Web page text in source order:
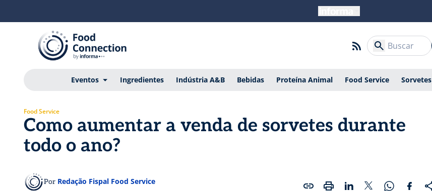
Eventos Ingredientes Indústria A&B Bebidas Proteína Animal Food Service Sorvetes
Food Service
Como aumentar a venda de sorvetes durante
todo o ano?
Por Redação Fispal Food Service